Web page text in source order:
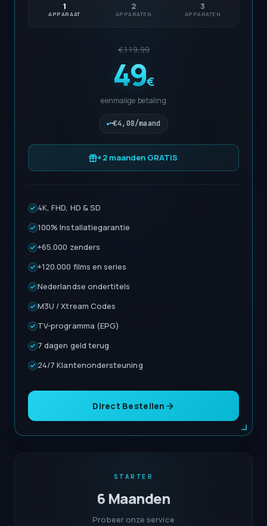
STARTER
6 Maanden
Probeer onze service
1
APPARAAT
2
APPARATEN
3
APPARATEN
€119,99
49€
eenmalige betaling
~€4,08/maand
+2 maanden GRATIS
4K, FHD, HD & SD
100% Installatiegarantie
+65.000 zenders
+120.000 films en series
Nederlandse ondertitels
M3U / Xtream Codes
TV-programma (EPG)
7 dagen geld terug
24/7 Klantenondersteuning
Direct Bestellen